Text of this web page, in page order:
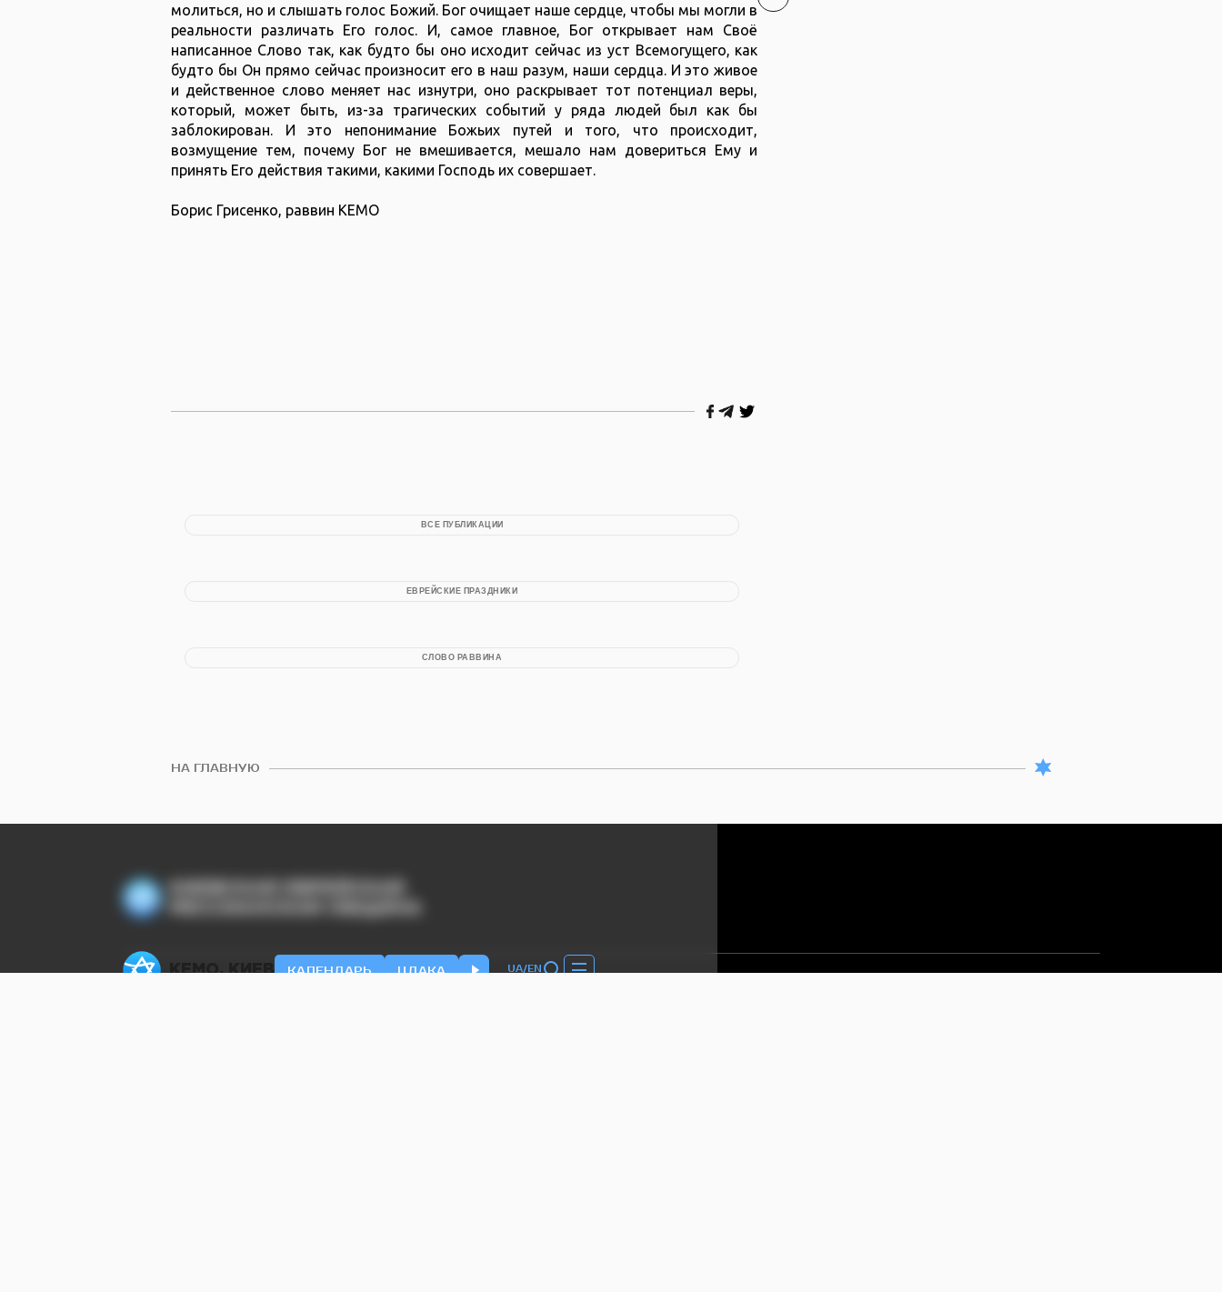
молиться, но и слышать голос Божий. Бог очищает наше сердце, чтобы мы могли в
реальности различать Его голос. И, самое главное, Бог открывает нам Своё
написанное Слово так, как будто бы оно исходит сейчас из уст Всемогущего, как
будто бы Он прямо сейчас произносит его в наш разум, наши сердца. И это живое
и действенное слово меняет нас изнутри, оно раскрывает тот потенциал веры,
который, может быть, из-за трагических событий у ряда людей был как бы
заблокирован. И это непонимание Божьих путей и того, что происходит,
возмущение тем, почему Бог не вмешивается, мешало нам довериться Ему и
принять Его действия такими, какими Господь их совершает.
Борис Грисенко, раввин КЕМО
ВСЕ ПУБЛИКАЦИИ
ЕВРЕЙСКИЕ ПРАЗДНИКИ
СЛОВО РАВВИНА
НА ГЛАВНУЮ
КЕМО. КИЕВ КАЛЕНДАРЬ ЦДАКА UA/EN